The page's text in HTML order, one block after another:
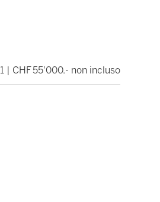
1 | CHF 55'000.- non incluso